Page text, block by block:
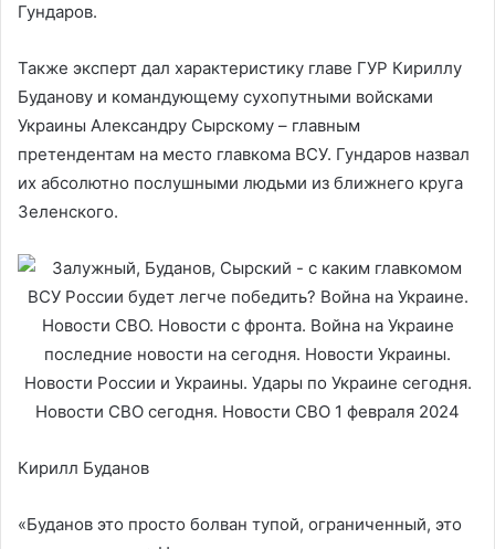
Гундаров.
Также эксперт дал характеристику главе ГУР Кириллу
Буданову и командующему сухопутными войсками
Украины Александру Сырскому – главным
претендентам на место главкома ВСУ. Гундаров назвал
их абсолютно послушными людьми из ближнего круга
Зеленского.
Кирилл Буданов
«Буданов это просто болван тупой, ограниченный, это